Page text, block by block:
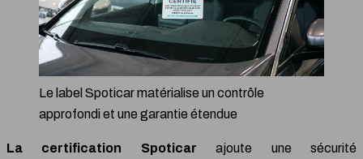
Le label Spoticar matérialise un contrôle
approfondi et une garantie étendue
La certification Spoticar ajoute une sécurité